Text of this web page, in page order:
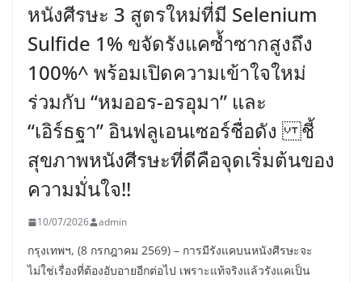
หนังศีรษะ 3 สูตรใหม่ที่มี Selenium
Sulfide 1% ขจัดรังแคซ้ำซากสูงถึง
100%^ พร้อมเปิดความเข้าใจใหม่
ร่วมกับ “หมออร-อรอุมา” และ
“เอิร์ธฐา” อินฟลูเอนเซอร์ชื่อดัง ชี้
สุขภาพหนังศีรษะที่ดีคือจุดเริ่มต้นของ
ความมั่นใจ!!
10/07/2026 admin
กรุงเทพฯ, (8 กรกฎาคม 2569) – การมีรังแคบนหนังศีรษะจะ
ไม่ใช่เรื่องที่ต้องอับอายอีกต่อไป เพราะแท้จริงแล้วรังแคเป็น